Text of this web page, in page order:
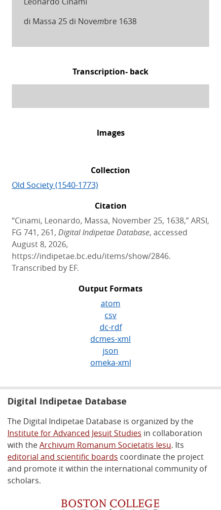
di Massa 25 di Novembre 1638
Transcription- back
Images
Collection
Old Society (1540-1773)
Citation
“Cinami, Leonardo, Massa, November 25, 1638,” ARSI,
FG 741, 261, Digital Indipetae Database, accessed
August 8, 2026,
https://indipetae.bc.edu/items/show/2846.
Transcribed by EF.
Output Formats
atom
csv
dc-rdf
dcmes-xml
json
omeka-xml
Digital Indipetae Database
The Digital Indipetae Database is organized by the
Institute for Advanced Jesuit Studies in collaboration
with theArchivum Romanum Societatis Iesu. Its
editorial and scientific boards coordinate the project
and promote it within the international community of
scholars.